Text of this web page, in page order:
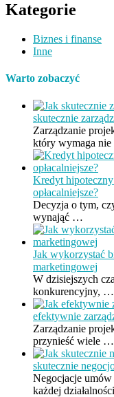
Kategorie
Biznes i finanse
Inne
Warto zobaczyć
skutecznie
Zarządzanie
który wymaga
Kredyt
opłacalniejsze?
Decyzja o tym,
wynająć …
Jak wykorzystać
marketingowej
W dzisiejszych
konkurencyjny, …
efektywnie
Zarządzanie
przynieść wiele …
skutecznie
Negocjacje
każdej